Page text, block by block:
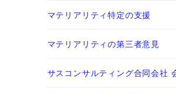
マテリアリティ特定の支援
マテリアリティの第三者意見
サスコンサルティング合同会社